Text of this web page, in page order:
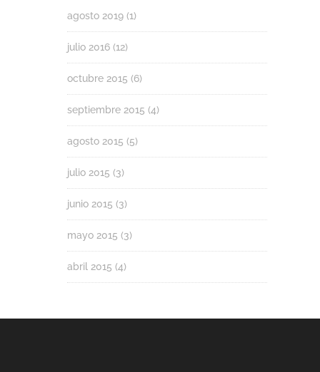
agosto 2019 (1)
julio 2016 (12)
octubre 2015 (6)
septiembre 2015 (4)
agosto 2015 (5)
julio 2015 (3)
junio 2015 (3)
mayo 2015 (3)
abril 2015 (4)